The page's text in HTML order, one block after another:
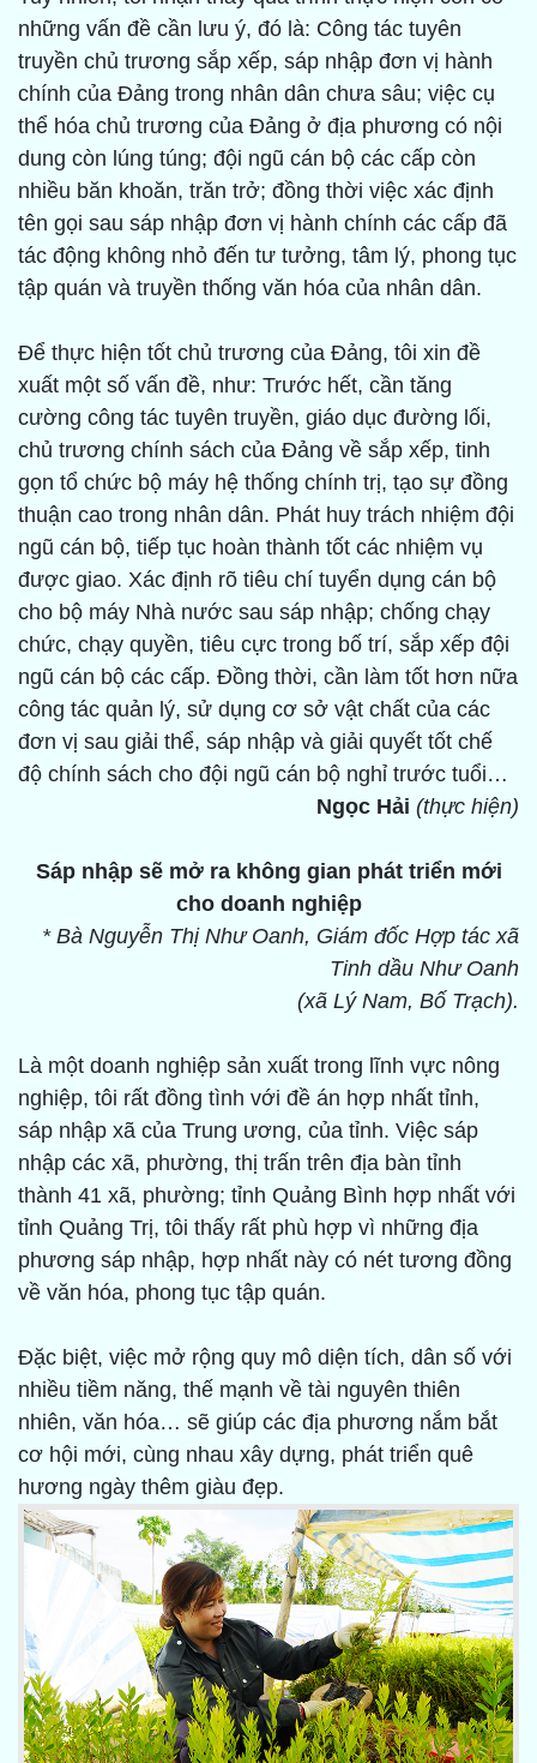
những vấn đề cần lưu ý, đó là: Công tác tuyên
truyền chủ trương sắp xếp, sáp nhập đơn vị hành
chính của Đảng trong nhân dân chưa sâu; việc cụ
thể hóa chủ trương của Đảng ở địa phương có nội
dung còn lúng túng; đội ngũ cán bộ các cấp còn
nhiều băn khoăn, trăn trở; đồng thời việc xác định
tên gọi sau sáp nhập đơn vị hành chính các cấp đã
tác động không nhỏ đến tư tưởng, tâm lý, phong tục
tập quán và truyền thống văn hóa của nhân dân.
Để thực hiện tốt chủ trương của Đảng, tôi xin đề
xuất một số vấn đề, như: Trước hết, cần tăng
cường công tác tuyên truyền, giáo dục đường lối,
chủ trương chính sách của Đảng về sắp xếp, tinh
gọn tổ chức bộ máy hệ thống chính trị, tạo sự đồng
thuận cao trong nhân dân. Phát huy trách nhiệm đội
ngũ cán bộ, tiếp tục hoàn thành tốt các nhiệm vụ
được giao. Xác định rõ tiêu chí tuyển dụng cán bộ
cho bộ máy Nhà nước sau sáp nhập; chống chạy
chức, chạy quyền, tiêu cực trong bố trí, sắp xếp đội
ngũ cán bộ các cấp. Đồng thời, cần làm tốt hơn nữa
công tác quản lý, sử dụng cơ sở vật chất của các
đơn vị sau giải thể, sáp nhập và giải quyết tốt chế
độ chính sách cho đội ngũ cán bộ nghỉ trước tuổi…
Ngọc Hải (thực hiện)
Sáp nhập sẽ mở ra không gian phát triển mới
cho doanh nghiệp
* Bà Nguyễn Thị Như Oanh, Giám đốc Hợp tác xã
Tinh dầu Như Oanh
(xã Lý Nam, Bố Trạch).
Là một doanh nghiệp sản xuất trong lĩnh vực nông
nghiệp, tôi rất đồng tình với đề án hợp nhất tỉnh,
sáp nhập xã của Trung ương, của tỉnh. Việc sáp
nhập các xã, phường, thị trấn trên địa bàn tỉnh
thành 41 xã, phường; tỉnh Quảng Bình hợp nhất với
tỉnh Quảng Trị, tôi thấy rất phù hợp vì những địa
phương sáp nhập, hợp nhất này có nét tương đồng
về văn hóa, phong tục tập quán.
Đặc biệt, việc mở rộng quy mô diện tích, dân số với
nhiều tiềm năng, thế mạnh về tài nguyên thiên
nhiên, văn hóa… sẽ giúp các địa phương nắm bắt
cơ hội mới, cùng nhau xây dựng, phát triển quê
hương ngày thêm giàu đẹp.